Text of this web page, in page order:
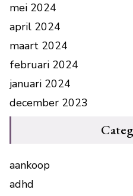
mei 2024
april 2024
maart 2024
februari 2024
januari 2024
december 2023
aankoop
adhd